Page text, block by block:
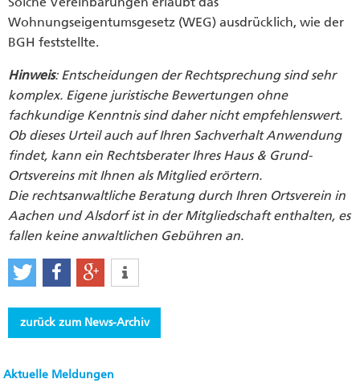
Wohnungseigentumsgesetz (WEG) ausdrücklich, wie der
BGH feststellte.
Hinweis: Entscheidungen der Rechtsprechung sind sehr
komplex. Eigene juristische Bewertungen ohne
fachkundige Kenntnis sind daher nicht empfehlenswert.
Ob dieses Urteil auch auf Ihren Sachverhalt Anwendung
findet, kann ein Rechtsberater Ihres Haus & Grund-
Ortsvereins mit Ihnen als Mitglied erörtern.
Die rechtsanwaltliche Beratung durch Ihren Ortsverein in
Aachen und Alsdorf ist in der Mitgliedschaft enthalten, es
fallen keine anwaltlichen Gebühren an.
zurück zum News-Archiv
Aktuelle Meldungen